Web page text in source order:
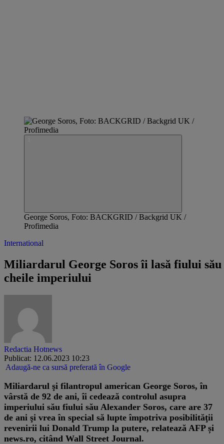
George Soros, Foto: BACKGRID / Backgrid UK /
Profimedia
International
Miliardarul George Soros îi lasă fiului său
cheile imperiului
Redactia Hotnews
Publicat: 12.06.2023 10:23
Adaugă-ne ca sursă preferată în Google
Miliardarul şi filantropul american George Soros, în
vârstă de 92 de ani, îi cedează controlul asupra
imperiului său fiului său Alexander Soros, care are 37
de ani şi vrea în special să lupte împotriva posibilităţii
revenirii lui Donald Trump la putere, relatează AFP și
news.ro, citând Wall Street Journal.